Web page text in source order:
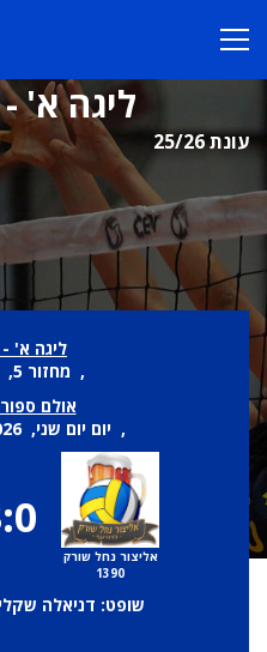
ליגה א' -
עונת 25/26
ליגה א' -
, מחזור 5, עונת 25/26
אולם
, יום יום שני, 25/05/2026, 21:00
אליצור נחל שורק
1390
שופט: דניאלה